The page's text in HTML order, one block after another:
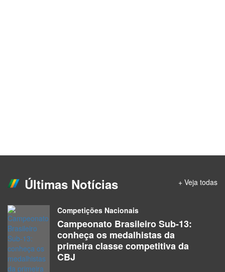
Últimas Notícias + Veja todas
Competições Nacionais
Campeonato Brasileiro Sub-13:
conheça os medalhistas da
primeira classe competitiva da
CBJ